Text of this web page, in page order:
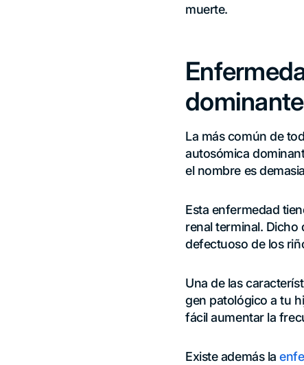
muerte.
dominante
La más común de
autosómica
el nombre es
Esta enfermedad
renal terminal.
defectuoso de los
Una de las
gen patológico a tu
fácil aumentar la
Existe además la